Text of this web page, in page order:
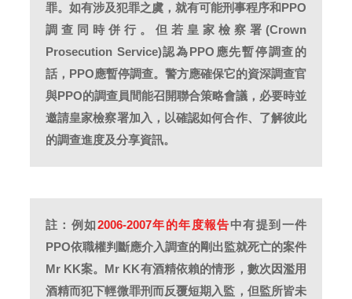
罪。如有涉及犯罪之虞，就有可能刑事程序和PPO
調查同時併行。但若皇家檢察署(Crown
Prosecution Service)認為PPO應先暫停調查的
話，PPO應暫停調查。警方應確保它的資深調查官
與PPO的調查員間能召開聯合策略會議，必要時並
邀請皇家檢察署加入，以確認如何合作、了解彼此
的調查進度及分享資訊。
註：例如2006-2007年的年度報告中有提到一件
PPO依職權判斷應介入調查的剛出監就死亡的案件
Mr KK案。Mr KK有酒精依賴的情形，數次因濫用
酒精而犯下輕微罪刑而反覆短期入監，但監所皆未